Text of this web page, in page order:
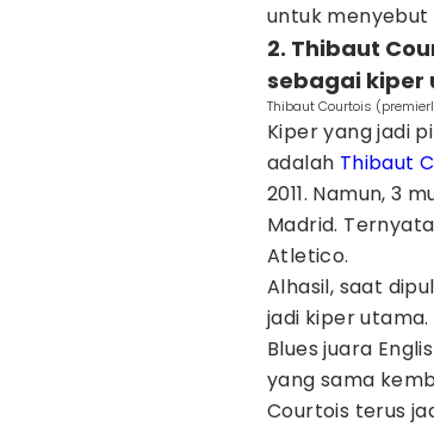
untuk menyebut
2. Thibaut
sebagai kiper
Thibaut Courtois
Kiper yang jadi
adalah Thibaut
2011. Namun, 3
Madrid.
Atletico.
Alhasil, saat
jadi kiper
Blues juara
yang sama
Courtois terus